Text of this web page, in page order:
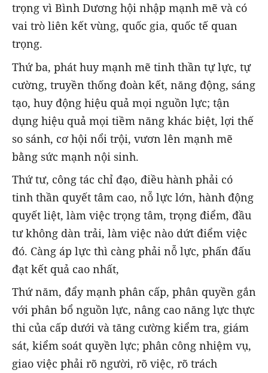
trọng vì Bình Dương hội nhập mạnh mẽ và có
vai trò liên kết vùng, quốc gia, quốc tế quan
trọng.
Thứ ba, phát huy mạnh mẽ tinh thần tự lực, tự
cường, truyền thống đoàn kết, năng động, sáng
tạo, huy động hiệu quả mọi nguồn lực; tận
dụng hiệu quả mọi tiềm năng khác biệt, lợi thế
so sánh, cơ hội nổi trội, vươn lên mạnh mẽ
bằng sức mạnh nội sinh.
Thứ tư, công tác chỉ đạo, điều hành phải có
tinh thần quyết tâm cao, nỗ lực lớn, hành động
quyết liệt, làm việc trọng tâm, trọng điểm, đầu
tư không dàn trải, làm việc nào dứt điểm việc
đó. Càng áp lực thì càng phải nỗ lực, phấn đấu
đạt kết quả cao nhất,
Thứ năm, đẩy mạnh phân cấp, phân quyền gắn
với phân bổ nguồn lực, nâng cao năng lực thực
thi của cấp dưới và tăng cường kiểm tra, giám
sát, kiểm soát quyền lực; phân công nhiệm vụ,
giao việc phải rõ người, rõ việc, rõ trách